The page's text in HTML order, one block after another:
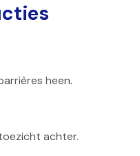
heen.
achter.